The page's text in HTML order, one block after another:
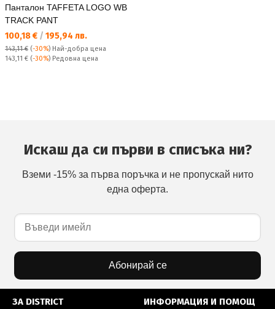
Панталон TAFFETA LOGO WB
TRACK PANT
Текуща цена:
100,18 € / 195,94 лв.
143,11 € (-30%) Най-добра цена
Редовна цена:
143,11 € (-30%) Редовна цена
Искаш да си първи в списъка ни?
Вземи -15% за първа поръчка и не пропускай нито
една оферта.
Абонирай се
ЗА DISTRICT ИНФОРМАЦИЯ И ПОМОЩ